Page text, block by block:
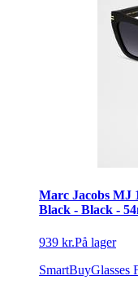
Marc Jacobs MJ
Black - Black -
939 kr.På lager
SmartBuyGlasses